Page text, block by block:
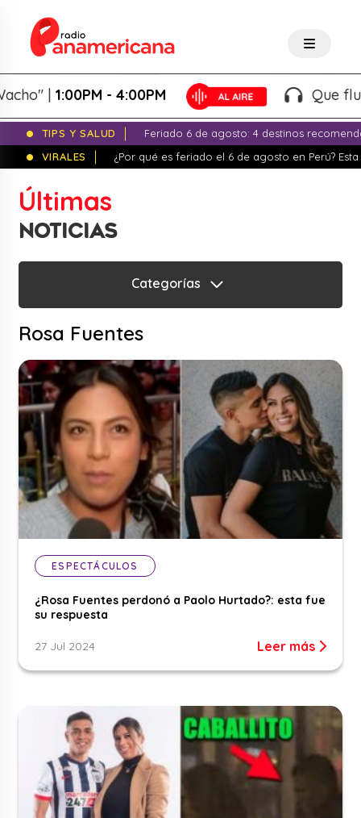
|1:00PM - 4:00PM Que fluya
TIPS Y SALUD
Feriado 6 de agosto: 4 destinos
VIRALES
¿Por qué es feriado el 6 de agosto en Perú?
Últimas
NOTICIAS
Categorías
Rosa Fuentes
ESPECTÁCULOS
¿Rosa Fuentes perdonó a Paolo Hurtado?: esta fue
su respuesta
27 Jul 2024 Leer más